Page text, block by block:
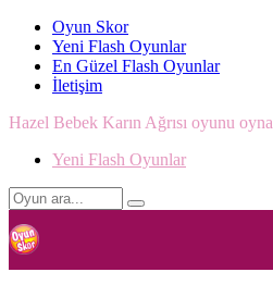
Oyun Skor
Yeni Flash Oyunlar
En Güzel Flash Oyunlar
İletişim
Hazel Bebek Karın Ağrısı oyunu oyna
Yeni Flash Oyunlar